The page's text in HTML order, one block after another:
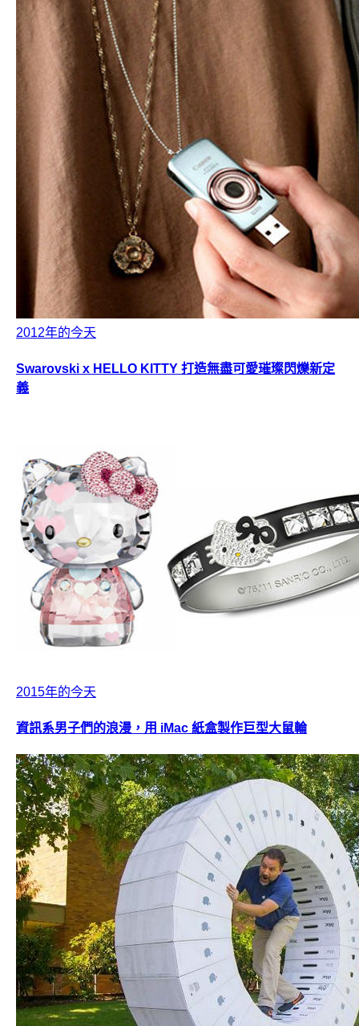
2012年的今天
Swarovski x HELLO KITTY 打造無盡可愛璀璨閃爍新定
義
2015年的今天
資訊系男子們的浪漫，用 iMac 紙盒製作巨型大鼠輪